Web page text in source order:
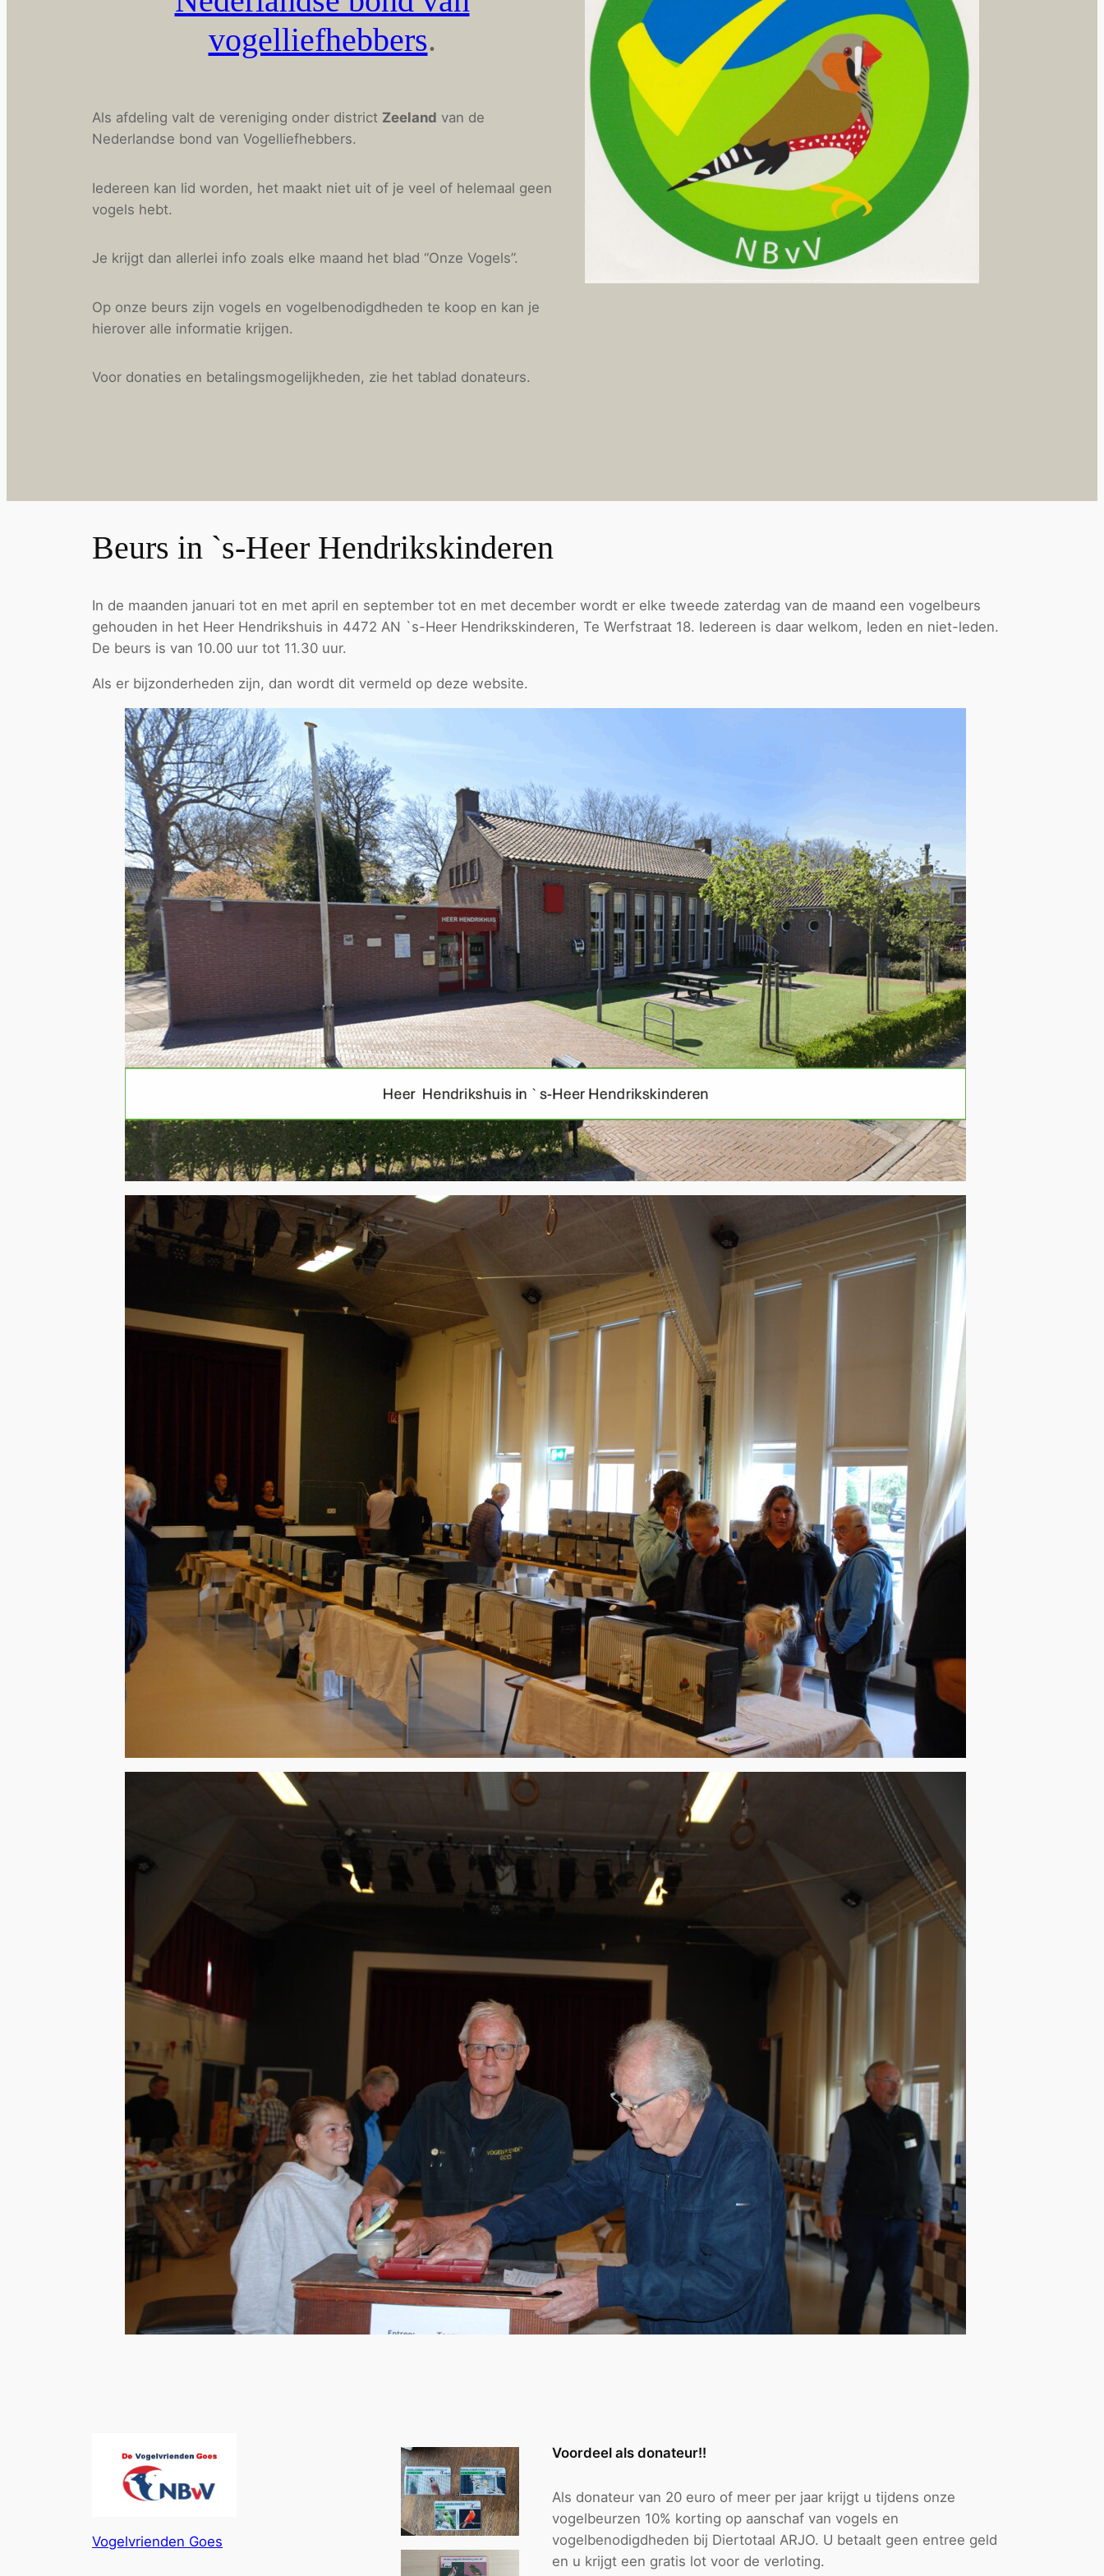
vogelliefhebbers.
Als afdeling valt de vereniging onder district Zeeland van de
Nederlandse bond van Vogelliefhebbers.
Iedereen kan lid worden, het maakt niet uit of je veel of helemaal geen
vogels hebt.
Je krijgt dan allerlei info zoals elke maand het blad “Onze Vogels”.
Op onze beurs zijn vogels en vogelbenodigdheden te koop en kan je
hierover alle informatie krijgen.
Voor donaties en betalingsmogelijkheden, zie het tablad donateurs.
Beurs in `s-Heer Hendrikskinderen
In de maanden januari tot en met april en september tot en met december wordt er elke tweede zaterdag van de maand een vogelbeurs
gehouden in het Heer Hendrikshuis in 4472 AN `s-Heer Hendrikskinderen, Te Werfstraat 18. Iedereen is daar welkom, leden en niet-leden.
De beurs is van 10.00 uur tot 11.30 uur.
Als er bijzonderheden zijn, dan wordt dit vermeld op deze website.
Vogelvrienden Goes
Voordeel als donateur!!
Als donateur van 20 euro of meer per jaar krijgt u tijdens onze
vogelbeurzen 10% korting op aanschaf van vogels en
vogelbenodigdheden bij Diertotaal ARJO. U betaalt geen entree geld
en u krijgt een gratis lot voor de verloting.